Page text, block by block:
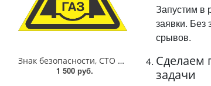
Знак безопасности, СТО ГАЗПРОМ, "Осторожно! Газопровод", А=710 мм, металл 0.5 мм, с/в
1 500 руб.
Запустим в
заявки. Без
срывов.
Сделаем
задачи